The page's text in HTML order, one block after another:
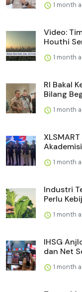
1 month
Video:
Houthi
1 month
RI Bakal
Bilang
1 month
1 month
Industri
Perlu
1 month
IHSG
dan Net
1 month